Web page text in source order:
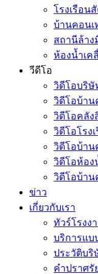
โรงเรือน
บ้านคอนเ
สถานีล้า
ห้องน้ำเค
วีดีโอ
วิดีโอบริษั
วิดีโอบ้าน
วิดีโอคลัง
วิดีโอโรง
วิดีโอบ้าน
วิดีโอห้อง
วิดีโอบ้าน
ข่าว
เกี่ยวกับเรา
ทัวร์โรงง
บริการแบ
ประวัติบริ
คำปราศรั